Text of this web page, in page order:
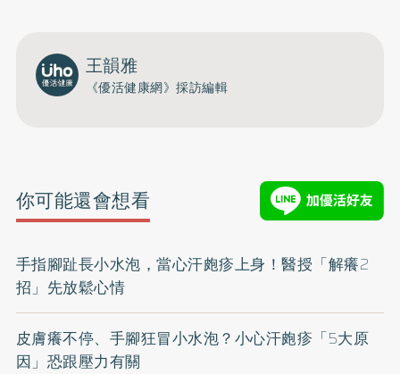
王韻雅
《優活健康網》採訪編輯
你可能還會想看
手指腳趾長小水泡，當心汗皰疹上身！醫授「解癢2
招」先放鬆心情
皮膚癢不停、手腳狂冒小水泡？小心汗皰疹「5大原
因」恐跟壓力有關